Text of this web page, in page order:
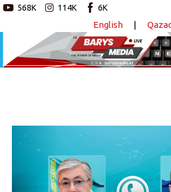
568K 114K 6K
English |
ПОДЕЛИТЬСЯ
Новостной
Новости
Статьи